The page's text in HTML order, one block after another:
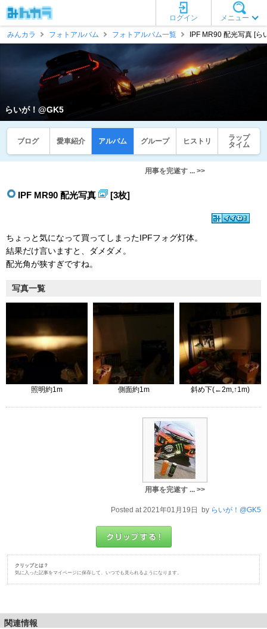
メニュー
ログイン
みんカラ
フォトアルバム フォトアルバム一覧 IPF MR90 配光写真 [ら
らいが！@GK5
ブログ 愛車紹介 アルバム グループ ヒストリ
ラップ
タイム
用事を完遂す ... >>
IPF MR90 配光写真 [3枚]
ちょっと気になって買ってしまったIPFフォグ灯体。
結果だけ言いますと、ダメダメ。
配光角が狭すぎですね。
写真一覧
照明約1m 側面約1m 斜め下(←2m,↑1m)
用事を完遂す ... >>
Posted at 2021年01月19日 by らいが！@GK5
クリップとは？
気に入った記事をマイページに保存して、いつでも見られるようになります。
関連情報